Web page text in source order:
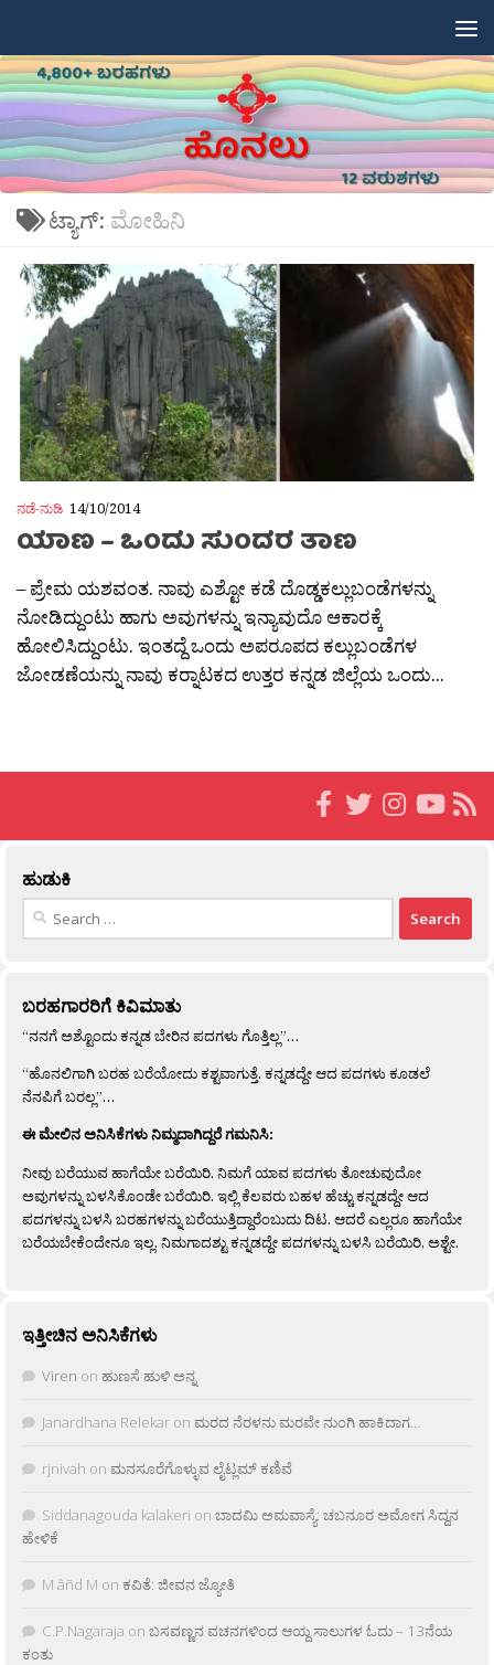
ಟ್ಯಾಗ್: ಮೋಹಿನಿ
ನಡೆ-ನುಡಿ 14/10/2014
ಯಾಣ – ಒಂದು ಸುಂದರ ತಾಣ
– ಪ್ರೇಮ ಯಶವಂತ. ನಾವು ಎಶ್ಟೋ ಕಡೆ ದೊಡ್ಡಕಲ್ಲುಬಂಡೆಗಳನ್ನು
ನೋಡಿದ್ದುಂಟು ಹಾಗು ಅವುಗಳನ್ನು ಇನ್ಯಾವುದೊ ಆಕಾರಕ್ಕೆ
ಹೋಲಿಸಿದ್ದುಂಟು. ಇಂತದ್ದೆ ಒಂದು ಅಪರೂಪದ ಕಲ್ಲುಬಂಡೆಗಳ
ಜೋಡಣೆಯನ್ನು ನಾವು ಕರ‍್ನಾಟಕದ ಉತ್ತರ ಕನ್ನಡ ಜಿಲ್ಲೆಯ ಒಂದು...
ಹುಡುಕಿ
Search
ಬರಹಗಾರರಿಗೆ ಕಿವಿಮಾತು
“ನನಗೆ ಅಶ್ಟೊಂದು ಕನ್ನಡ ಬೇರಿನ ಪದಗಳು ಗೊತ್ತಿಲ್ಲ”…
“ಹೊನಲಿಗಾಗಿ ಬರಹ ಬರೆಯೋದು ಕಶ್ಟವಾಗುತ್ತೆ. ಕನ್ನಡದ್ದೇ ಆದ ಪದಗಳು ಕೂಡಲೆ
ನೆನಪಿಗೆ ಬರಲ್ಲ”…
ಈ ಮೇಲಿನ ಅನಿಸಿಕೆಗಳು ನಿಮ್ಮದಾಗಿದ್ದರೆ ಗಮನಿಸಿ:
ನೀವು ಬರೆಯುವ ಹಾಗೆಯೇ ಬರೆಯಿರಿ. ನಿಮಗೆ ಯಾವ ಪದಗಳು ತೋಚುವುದೋ
ಅವುಗಳನ್ನು ಬಳಸಿಕೊಂಡೇ ಬರೆಯಿರಿ. ಇಲ್ಲಿ ಕೆಲವರು ಬಹಳ ಹೆಚ್ಚು ಕನ್ನಡದ್ದೇ ಆದ
ಪದಗಳನ್ನು ಬಳಸಿ ಬರಹಗಳನ್ನು ಬರೆಯುತ್ತಿದ್ದಾರೆಂಬುದು ದಿಟ. ಆದರೆ ಎಲ್ಲರೂ ಹಾಗೆಯೇ
ಬರೆಯಬೇಕೆಂದೇನೂ ಇಲ್ಲ. ನಿಮಗಾದಶ್ಟು ಕನ್ನಡದ್ದೇ ಪದಗಳನ್ನು ಬಳಸಿ ಬರೆಯಿರಿ, ಅಶ್ಟೇ.
ಇತ್ತೀಚಿನ ಅನಿಸಿಕೆಗಳು
Viren on ಹುಣಸೆ ಹುಳಿ ಅನ್ನ
Janardhana Relekar on ಮರದ ನೆರಳನು ಮರವೇ ನುಂಗಿ ಹಾಕಿದಾಗ…
rjnivah on ಮನಸೂರೆಗೊಳ್ಳುವ ಲೈಟ್ಲಮ್ ಕಣಿವೆ
Siddanagouda kalakeri on ಬಾದಮಿ ಅಮವಾಸ್ಯೆ: ಚಬನೂರ ಅಮೋಗ ಸಿದ್ದನ
ಹೇಳಿಕೆ
M âñd M on ಕವಿತೆ: ಜೀವನ ಜ್ಯೋತಿ
C.P.Nagaraja on ಬಸವಣ್ಣನ ವಚನಗಳಿಂದ ಆಯ್ದ ಸಾಲುಗಳ ಓದು – 13ನೆಯ
ಕಂತು